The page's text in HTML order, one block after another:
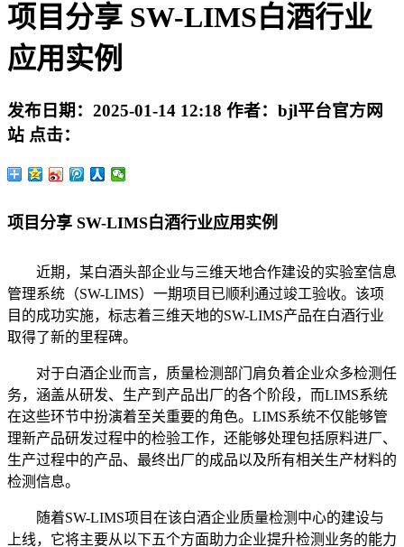
项目分享 SW-LIMS白酒行业
应用实例
发布日期： 2025-01-14 12:18 作者： bjl平台官方网
站 点击：
项目分享 SW-LIMS白酒行业应用实例
近期，某白酒头部企业与三维天地合作建设的实验室信息
管理系统（SW-LIMS）一期项目已顺利通过竣工验收。该项
目的成功实施，标志着三维天地的SW-LIMS产品在白酒行业
取得了新的里程碑。
对于白酒企业而言，质量检测部门肩负着企业众多检测任
务，涵盖从研发、生产到产品出厂的各个阶段，而LIMS系统
在这些环节中扮演着至关重要的角色。LIMS系统不仅能够管
理新产品研发过程中的检验工作，还能够处理包括原料进厂、
生产过程中的产品、最终出厂的成品以及所有相关生产材料的
检测信息。
随着SW-LIMS项目在该白酒企业质量检测中心的建设与
上线，它将主要从以下五个方面助力企业提升检测业务的能力